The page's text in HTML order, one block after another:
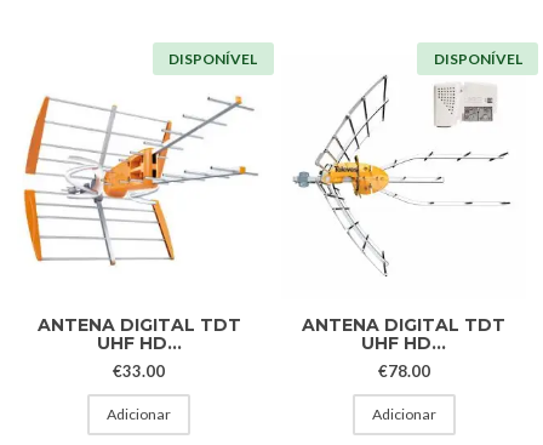
DISPONÍVEL
ANTENA DIGITAL TDT
UHF HD...
€33.00
Adicionar
DISPONÍVEL
ANTENA DIGITAL TDT
UHF HD...
€78.00
Adicionar